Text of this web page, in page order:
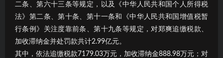
二条、第六十三条等规定，以及《中华人民共和国个人所得税
法》第二条、第十条、第十一条和《中华人民共和国增值税暂
行条例》关注度靠前条、第十九条等规定，对郑爽追缴税款、
加收滞纳金并处罚款共计2.99亿元。
其中，依法追缴税款7179.03万元，加收滞纳金888.98万元；对